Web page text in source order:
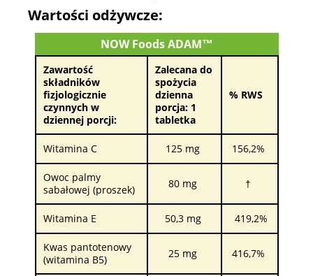
Wartości odżywcze:
NOW Foods ADAM™
Zawartość
składników
fizjologicznie
czynnych w
dziennej porcji:
Zalecana do
spożycia
dzienna
porcja: 1
tabletka
% RWS
Witamina C 125 mg 156,2%
Owoc palmy
sabałowej (proszek)
80 mg †
Witamina E 50,3 mg 419,2%
Kwas pantotenowy
(witamina B5)
25 mg 416,7%